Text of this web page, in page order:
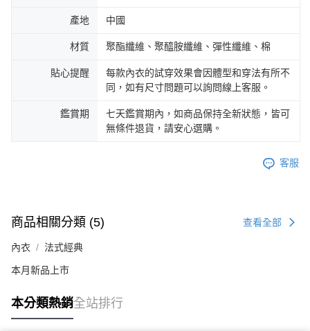
產地 中國
材質 聚酯纖維、聚醯胺纖維、彈性纖維、棉
貼心提醒
每款內衣的試穿效果會因體型和穿法有所不
同，如有尺寸問題可以詢問線上客服。
鑑賞期
七天鑑賞期內，如商品保持全新狀態，皆可
無條件退貨，請安心選購。
客服
商品相關分類 (5) 查看全部
內衣 法式經典
本月新品上市
本分類熱銷全站排行